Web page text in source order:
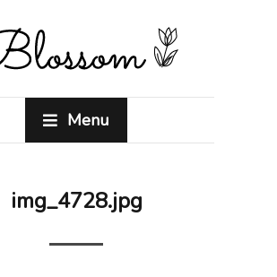
Menu
img_4728.jpg